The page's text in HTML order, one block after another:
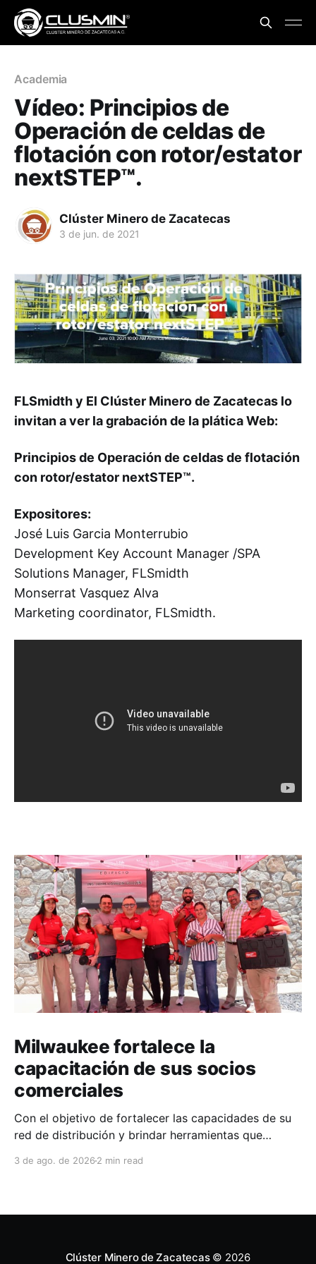
Academia
Vídeo: Principios de
Operación de celdas de
flotación con rotor/estator
nextSTEP™.
Clúster Minero de Zacatecas
3 de jun. de 2021
FLSmidth y El Clúster Minero de Zacatecas lo
invitan a ver la grabación de la plática Web:
Principios de Operación de celdas de flotación
con rotor/estator nextSTEP™.
Expositores:
José Luis Garcia Monterrubio
Development Key Account Manager /SPA
Solutions Manager, FLSmidth
Monserrat Vasquez Alva
Marketing coordinator, FLSmidth.
Milwaukee fortalece la
capacitación de sus socios
comerciales
Con el objetivo de fortalecer las capacidades de su
red de distribución y brindar herramientas que
técnico, Milwaukee llevó a cabo una capacitación
3 de ago. de 2026 2 min read
Clúster Minero de Zacatecas© 2026